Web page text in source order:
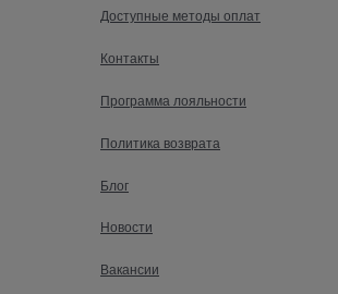
Доступные методы оплат
Контакты
Программа лояльности
Политика возврата
Блог
Новости
Вакансии